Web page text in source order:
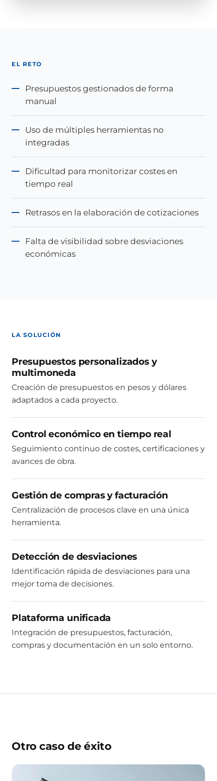
EL RETO
Presupuestos gestionados de forma
manual
Uso de múltiples herramientas no
integradas
Dificultad para monitorizar costes en
tiempo real
Retrasos en la elaboración de cotizaciones
Falta de visibilidad sobre desviaciones
económicas
LA SOLUCIÓN
Presupuestos personalizados y
multimoneda
Creación de presupuestos en pesos y dólares
adaptados a cada proyecto.
Control económico en tiempo real
Seguimiento continuo de costes, certificaciones y
avances de obra.
Gestión de compras y facturación
Centralización de procesos clave en una única
herramienta.
Detección de desviaciones
Identificación rápida de desviaciones para una
mejor toma de decisiones.
Plataforma unificada
Integración de presupuestos, facturación,
compras y documentación en un solo entorno.
Otro caso de éxito